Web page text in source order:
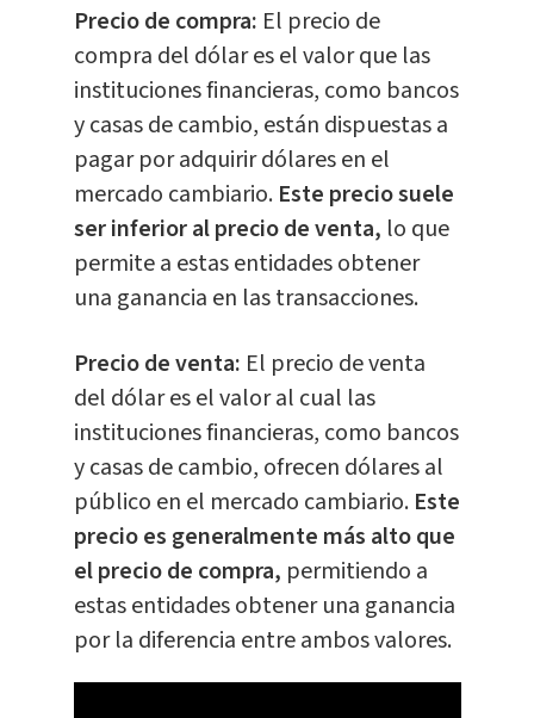
Precio de compra: El precio de
compra del dólar es el valor que las
instituciones financieras, como bancos
y casas de cambio, están dispuestas a
pagar por adquirir dólares en el
mercado cambiario.Este precio suele
ser inferior al precio de venta, lo que
permite a estas entidades obtener
una ganancia en las transacciones.
Precio de venta: El precio de venta
del dólar es el valor al cual las
instituciones financieras, como bancos
y casas de cambio, ofrecen dólares al
público en el mercado cambiario. Este
precio es generalmente más alto que
el precio de compra, permitiendo a
estas entidades obtener una ganancia
por la diferencia entre ambos valores.